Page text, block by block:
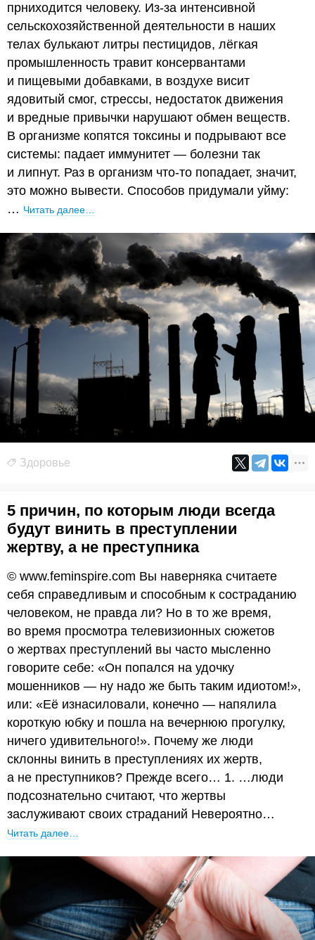
прниходится человеку. Из-за интенсивной
сельскохозяйственной деятельности в наших
телах булькают литры пестицидов, лёгкая
промышленность травит консервантами
и пищевыми добавками, в воздухе висит
ядовитый смог, стрессы, недостаток движения
и вредные привычки нарушают обмен веществ.
В организме копятся токсины и подрывают все
системы: падает иммунитет — болезни так
и липнут. Раз в организм что-то попадает, значит,
это можно вывести. Способов придумали уйму:
… Читать далее…
Здоровье
5 причин, по которым люди всегда
будут винить в преступлении
жертву, а не преступника
© www.feminspire.com Вы наверняка считаете
себя справедливым и способным к состраданию
человеком, не правда ли? Но в то же время,
во время просмотра телевизионных сюжетов
о жертвах преступлений вы часто мысленно
говорите себе: «Он попался на удочку
мошенников — ну надо же быть таким идиотом!»,
или: «Её изнасиловали, конечно — напялила
короткую юбку и пошла на вечернюю прогулку,
ничего удивительного!». Почему же люди
склонны винить в преступлениях их жертв,
а не преступников? Прежде всего… 1. …люди
подсознательно считают, что жертвы
заслуживают своих страданий Невероятно…
Читать далее…